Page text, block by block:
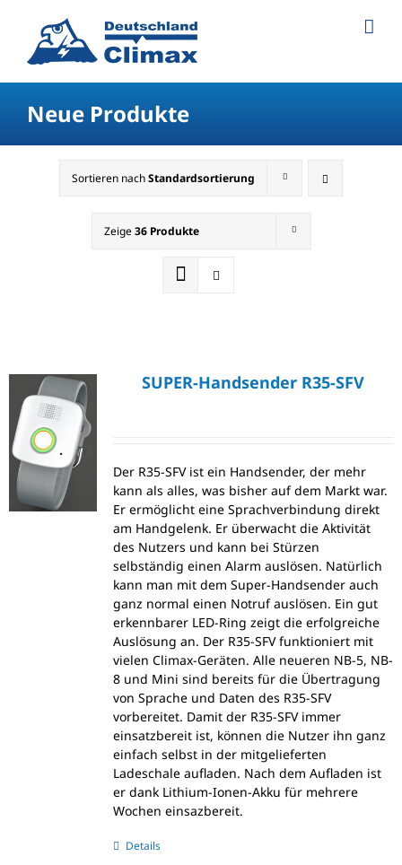
Neue Produkte
Sortieren nachStandardsortierung
Zeige36 Produkte
SUPER-Handsender R35-SFV
Der R35-SFV ist ein Handsender, der mehr
kann als alles, was bisher auf dem Markt war.
Er ermöglicht eine Sprachverbindung direkt
am Handgelenk. Er überwacht die Aktivität
des Nutzers und kann bei Stürzen
selbständig einen Alarm auslösen. Natürlich
kann man mit dem Super-Handsender auch
ganz normal einen Notruf auslösen. Ein gut
erkennbarer LED-Ring zeigt die erfolgreiche
Auslösung an. Der R35-SFV funktioniert mit
vielen Climax-Geräten. Alle neueren NB-5, NB-
8 und Mini sind bereits für die Übertragung
von Sprache und Daten des R35-SFV
vorbereitet. Damit der R35-SFV immer
einsatzbereit ist, können die Nutzer ihn ganz
einfach selbst in der mitgelieferten
Ladeschale aufladen. Nach dem Aufladen ist
er dank Lithium-Ionen-Akku für mehrere
Wochen einsazbereit.
Details